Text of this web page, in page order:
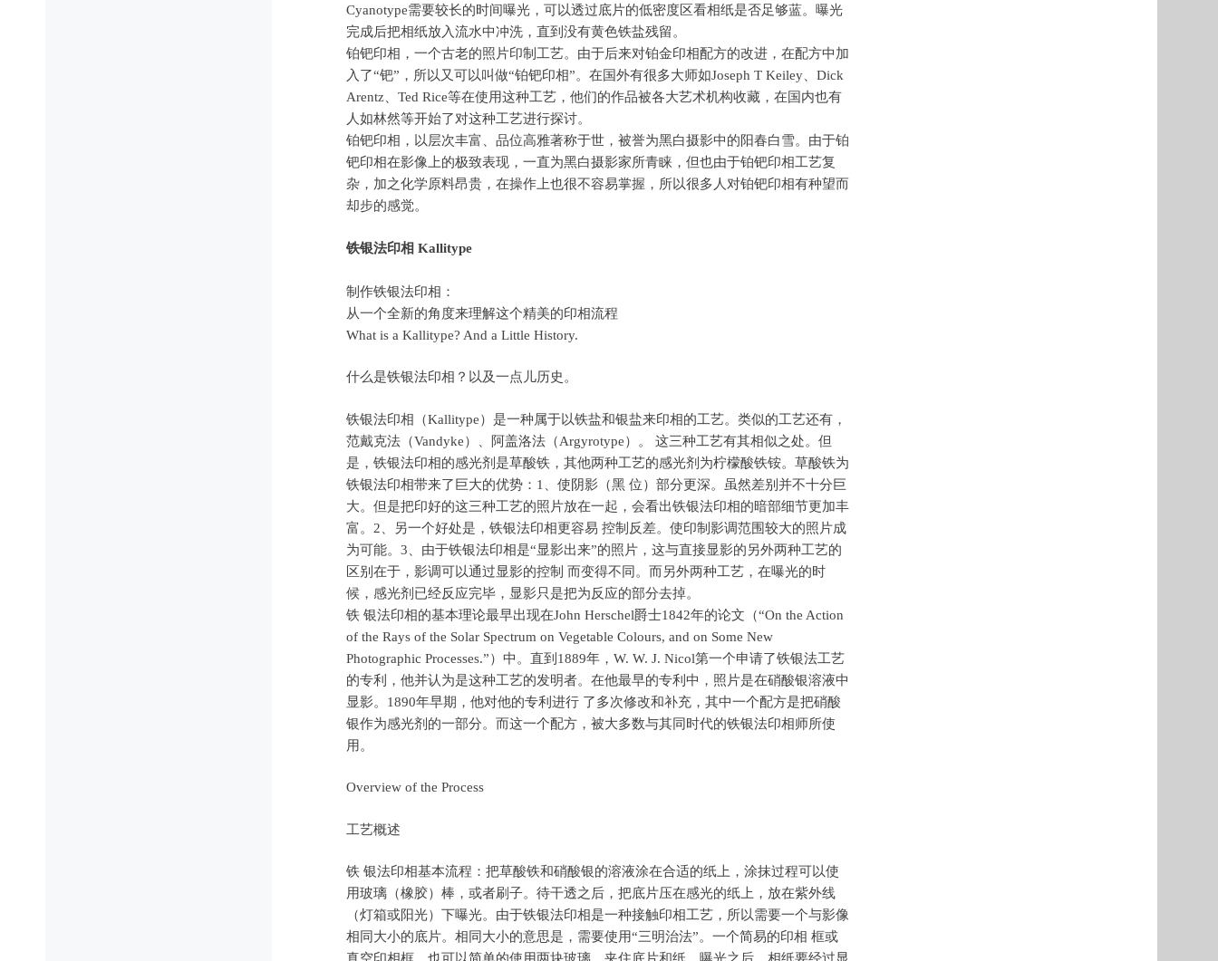
Cyanotype需要较长的时间曝光，可以透过底片的低密度区看相纸是否足够蓝。曝光
完成后把相纸放入流水中冲洗，直到没有黄色铁盐残留。
铂钯印相，一个古老的照片印制工艺。由于后来对铂金印相配方的改进，在配方中加
入了“钯”，所以又可以叫做“铂钯印相”。在国外有很多大师如Joseph T Keiley、Dick
Arentz、Ted Rice等在使用这种工艺，他们的作品被各大艺术机构收藏，在国内也有
人如林然等开始了对这种工艺进行探讨。
铂钯印相，以层次丰富、品位高雅著称于世，被誉为黑白摄影中的阳春白雪。由于铂
钯印相在影像上的极致表现，一直为黑白摄影家所青睐，但也由于铂钯印相工艺复
杂，加之化学原料昂贵，在操作上也很不容易掌握，所以很多人对铂钯印相有种望而
却步的感觉。
铁银法印相 Kallitype
制作铁银法印相：
从一个全新的角度来理解这个精美的印相流程
What is a Kallitype? And a Little History.
什么是铁银法印相？以及一点儿历史。
铁银法印相（Kallitype）是一种属于以铁盐和银盐来印相的工艺。类似的工艺还有，
范戴克法（Vandyke）、阿盖洛法（Argyrotype）。 这三种工艺有其相似之处。但
是，铁银法印相的感光剂是草酸铁，其他两种工艺的感光剂为柠檬酸铁铵。草酸铁为
铁银法印相带来了巨大的优势：1、使阴影（黑 位）部分更深。虽然差别并不十分巨
大。但是把印好的这三种工艺的照片放在一起，会看出铁银法印相的暗部细节更加丰
富。2、另一个好处是，铁银法印相更容易 控制反差。使印制影调范围较大的照片成
为可能。3、由于铁银法印相是“显影出来”的照片，这与直接显影的另外两种工艺的
区别在于，影调可以通过显影的控制 而变得不同。而另外两种工艺，在曝光的时
候，感光剂已经反应完毕，显影只是把为反应的部分去掉。
铁 银法印相的基本理论最早出现在John Herschel爵士1842年的论文（“On the Action
of the Rays of the Solar Spectrum on Vegetable Colours, and on Some New
Photographic Processes.”）中。直到1889年，W. W. J. Nicol第一个申请了铁银法工艺
的专利，他并认为是这种工艺的发明者。在他最早的专利中，照片是在硝酸银溶液中
显影。1890年早期，他对他的专利进行 了多次修改和补充，其中一个配方是把硝酸
银作为感光剂的一部分。而这一个配方，被大多数与其同时代的铁银法印相师所使
用。
Overview of the Process
工艺概述
铁 银法印相基本流程：把草酸铁和硝酸银的溶液涂在合适的纸上，涂抹过程可以使
用玻璃（橡胶）棒，或者刷子。待干透之后，把底片压在感光的纸上，放在紫外线
（灯箱或阳光）下曝光。由于铁银法印相是一种接触印相工艺，所以需要一个与影像
相同大小的底片。相同大小的意思是，需要使用“三明治法”。一个简易的印相 框或